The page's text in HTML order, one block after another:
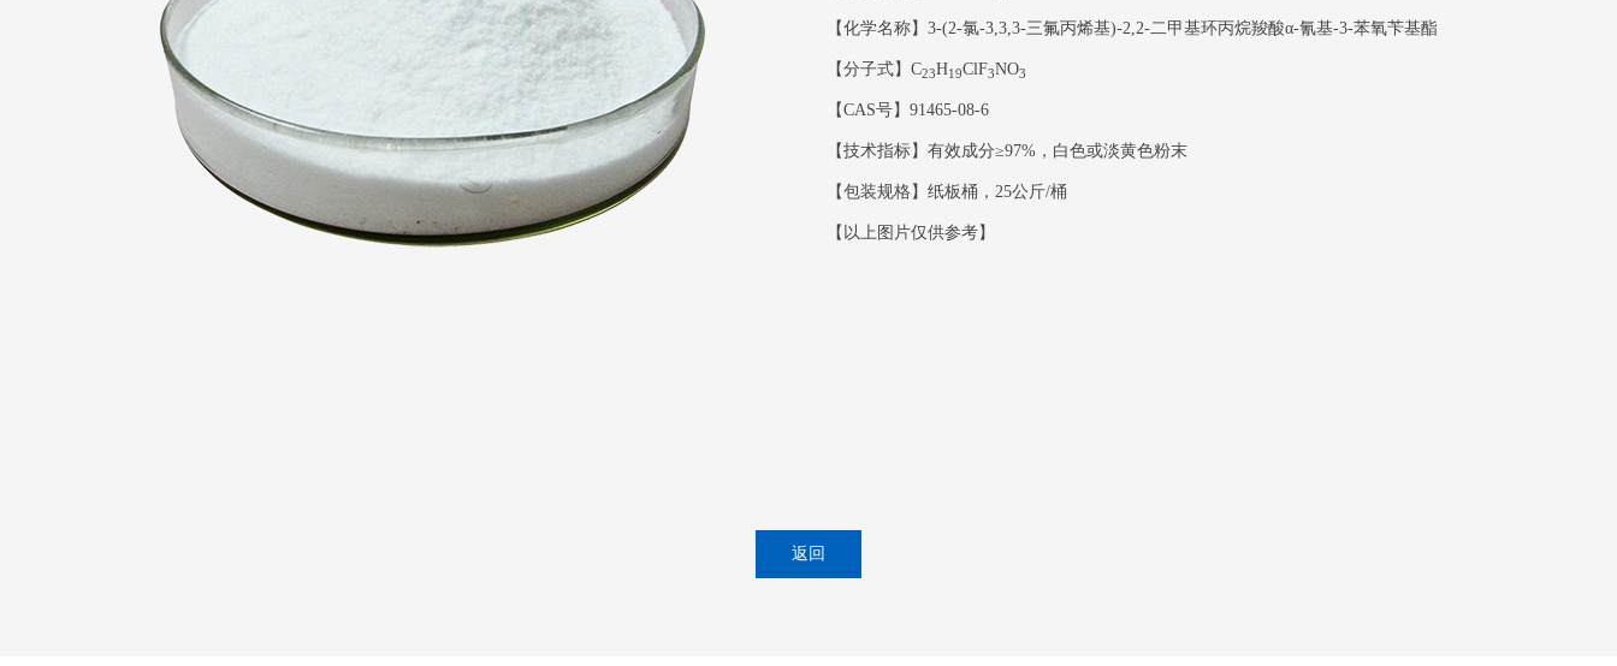
【化学名称】3-(2-氯-3,3,3-三氟丙烯基)-2,2-二甲基环丙烷羧酸α-氰基-3-苯氧苄基酯
【分子式】C23H19ClF3NO3
【CAS号】91465-08-6
【技术指标】有效成分≥97%，白色或淡黄色粉末
【包装规格】纸板桶，25公斤/桶
【以上图片仅供参考】
返回